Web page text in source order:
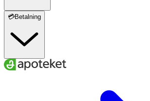
💳Betalning